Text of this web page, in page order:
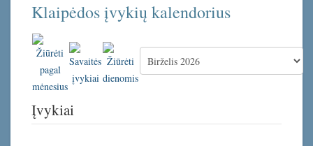
Klaipėdos įvykių kalendorius
Įvykiai